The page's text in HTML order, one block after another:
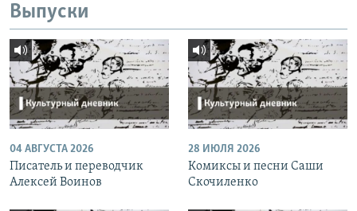
Выпуски
04 АВГУСТА 2026
Писатель и переводчик
Алексей Воинов
28 ИЮЛЯ 2026
Комиксы и песни Саши
Скочиленко